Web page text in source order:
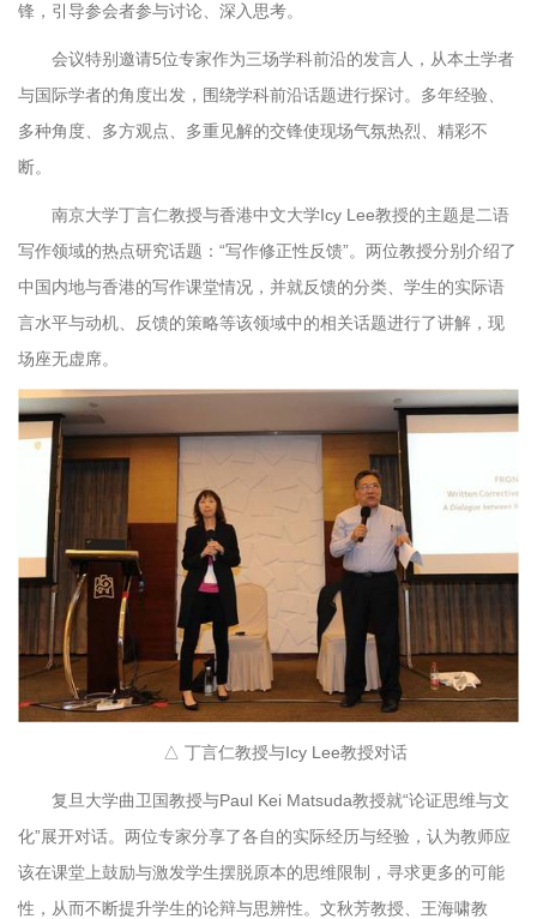
锋，引导参会者参与讨论、深入思考。
会议特别邀请5位专家作为三场学科前沿的发言人，从本土学者
与国际学者的角度出发，围绕学科前沿话题进行探讨。多年经验、
多种角度、多方观点、多重见解的交锋使现场气氛热烈、精彩不
断。
南京大学丁言仁教授与香港中文大学Icy Lee教授的主题是二语
写作领域的热点研究话题：“写作修正性反馈”。两位教授分别介绍了
中国内地与香港的写作课堂情况，并就反馈的分类、学生的实际语
言水平与动机、反馈的策略等该领域中的相关话题进行了讲解，现
场座无虚席。
△ 丁言仁教授与Icy Lee教授对话
复旦大学曲卫国教授与Paul Kei Matsuda教授就“论证思维与文
化”展开对话。两位专家分享了各自的实际经历与经验，认为教师应
该在课堂上鼓励与激发学生摆脱原本的思维限制，寻求更多的可能
性，从而不断提升学生的论辩与思辨性。文秋芳教授、王海啸教